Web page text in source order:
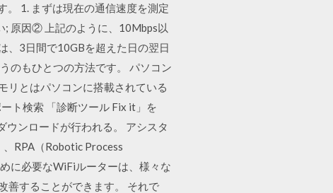
。 1. まずは現在の通信速度を測定
; 原因② 上記のように、10Mbps以
、3日間で10GBを超えた日の翌日
のもひとつの方法です。 パソコン
リとはパソコンに搭載されている
ト検索 「診断ツール Fix it」を
ンロードが行われる。 アシスタ
RPA（Robotic Process
に必要なWiFiルーターは、様々な
善することができます。 それで